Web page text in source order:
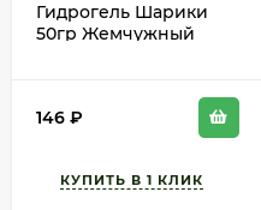
Гидрогель Шарики
50гр Жемчужный
146 ₽